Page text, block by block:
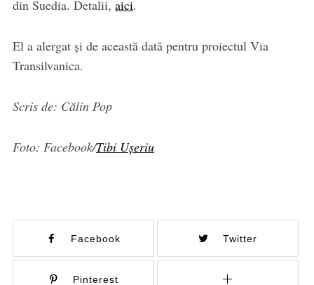
din Suedia. Detalii, aici.
El a alergat și de această dată pentru proiectul Via
Transilvanica.
Scris de: Călin Pop
Foto: Facebook/Tibi Ușeriu
Facebook Twitter
Pinterest